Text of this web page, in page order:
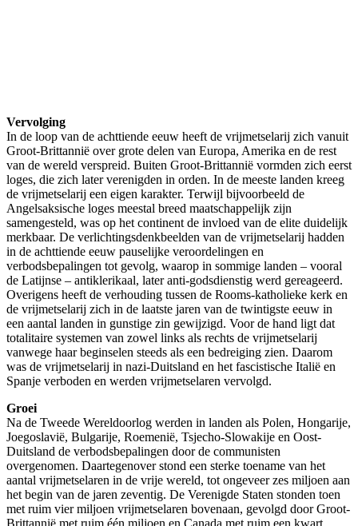
Vervolging
In de loop van de achttiende eeuw heeft de vrijmetselarij zich vanuit
Groot-Brittannië over grote delen van Europa, Amerika en de rest
van de wereld verspreid. Buiten Groot-Brittannië vormden zich eerst
loges, die zich later verenigden in orden. In de meeste landen kreeg
de vrijmetselarij een eigen karakter. Terwijl bijvoorbeeld de
Angelsaksische loges meestal breed maatschappelijk zijn
samengesteld, was op het continent de invloed van de elite duidelijk
merkbaar. De verlichtingsdenkbeelden van de vrijmetselarij hadden
in de achttiende eeuw pauselijke veroordelingen en
verbodsbepalingen tot gevolg, waarop in sommige landen – vooral
de Latijnse – antiklerikaal, later anti-godsdienstig werd gereageerd.
Overigens heeft de verhouding tussen de Rooms-katholieke kerk en
de vrijmetselarij zich in de laatste jaren van de twintigste eeuw in
een aantal landen in gunstige zin gewijzigd. Voor de hand ligt dat
totalitaire systemen van zowel links als rechts de vrijmetselarij
vanwege haar beginselen steeds als een bedreiging zien. Daarom
was de vrijmetselarij in nazi-Duitsland en het fascistische Italië en
Spanje verboden en werden vrijmetselaren vervolgd.
Groei
Na de Tweede Wereldoorlog werden in landen als Polen, Hongarije,
Joegoslavië, Bulgarije, Roemenië, Tsjecho-Slowakije en Oost-
Duitsland de verbodsbepalingen door de communisten
overgenomen. Daartegenover stond een sterke toename van het
aantal vrijmetselaren in de vrije wereld, tot ongeveer zes miljoen aan
het begin van de jaren zeventig. De Verenigde Staten stonden toen
met ruim vier miljoen vrijmetselaren bovenaan, gevolgd door Groot-